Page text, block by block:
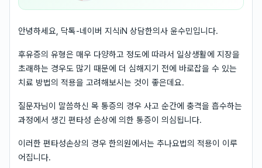
안녕하세요, 닥톡-네이버 지식iN 상담한의사 윤수민입니다.
후유증의 유형은 매우 다양하고 정도에 따라서 일상생활에 지장을
초래하는 경우도 많기 때문에 더 심해지기 전에 바로잡을 수 있는
치료 방법의 적용을 고려해보시는 것이 좋은데요.
질문자님이 말씀하신 목 통증의 경우 사고 순간에 충격을 흡수하는
과정에서 생긴 편타성 손상에 의한 통증이 의심됩니다.
이러한 편타성손상의 경우 한의원에서는 추나요법의 적용이 이루
어집니다.